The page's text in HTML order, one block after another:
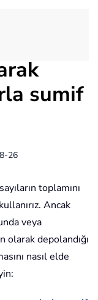
sumif
26
toplamını
Ancak
veya
depolandığı
nasıl elde